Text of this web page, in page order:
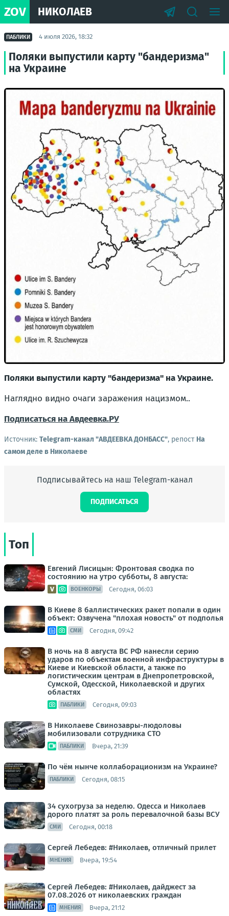
ZOV НИКОЛАЕВ
ПАБЛИКИ 4 июля 2026, 18:32
Поляки выпустили карту "бандеризма"
на Украине
Поляки выпустили карту "бандеризма" на Украине.
Наглядно видно очаги заражения нацизмом..
Подписаться на Авдеевка.РУ
Источник: Telegram-канал "АВДЕЕВКА ДОНБАСС", репост На
самом деле в Николаеве
Подписывайтесь на наш Telegram-канал
ПОДПИСАТЬСЯ
Топ
Евгений Лисицын: Фронтовая сводка по
состоянию на утро субботы, 8 августа:
ВОЕНКОРЫ Сегодня, 06:03
В Киеве 8 баллистических ракет попали в один
объект: Озвучена "плохая новость" от подполья
СМИ Сегодня, 09:42
В ночь на 8 августа ВС РФ нанесли серию
ударов по объектам военной инфраструктуры в
Киеве и Киевской области, а также по
логистическим центрам в Днепропетровской,
Сумской, Одесской, Николаевской и других
областях
ПАБЛИКИ Сегодня, 09:03
В Николаеве Свинозавры-людоловы
мобилизовали сотрудника СТО
ПАБЛИКИ Вчера, 21:39
По чём нынче коллаборационизм на Украине?
ПАБЛИКИ Сегодня, 08:15
34 сухогруза за неделю. Одесса и Николаев
дорого платят за роль перевалочной базы ВСУ
СМИ Сегодня, 00:18
Сергей Лебедев: #Николаев, отличный прилет
МНЕНИЯ Вчера, 19:54
Сергей Лебедев: #Николаев, дайджест за
07.08.2026 от николаевских граждан
МНЕНИЯ Вчера, 21:12